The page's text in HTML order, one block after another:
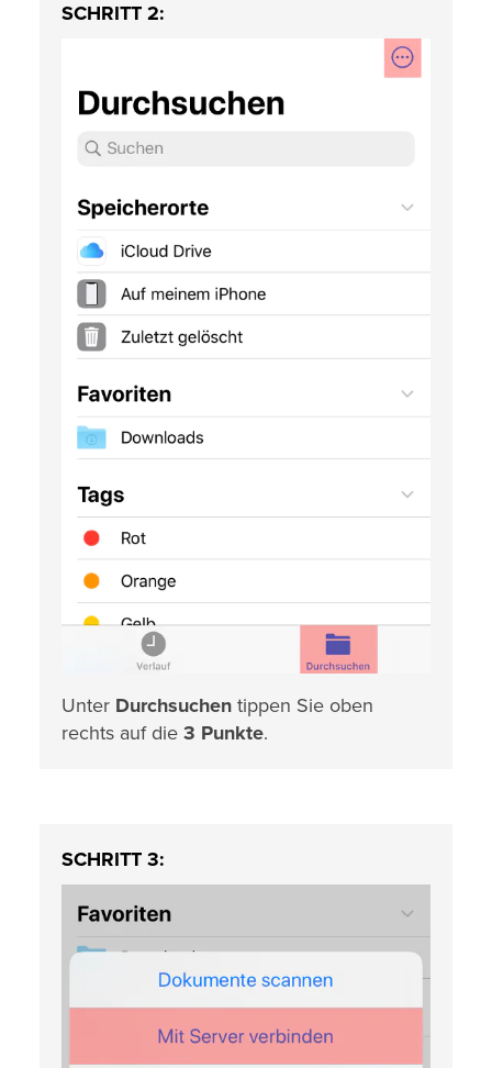
SCHRITT 2:
Unter Durchsuchen tippen Sie oben
rechts auf die 3 Punkte.
SCHRITT 3: